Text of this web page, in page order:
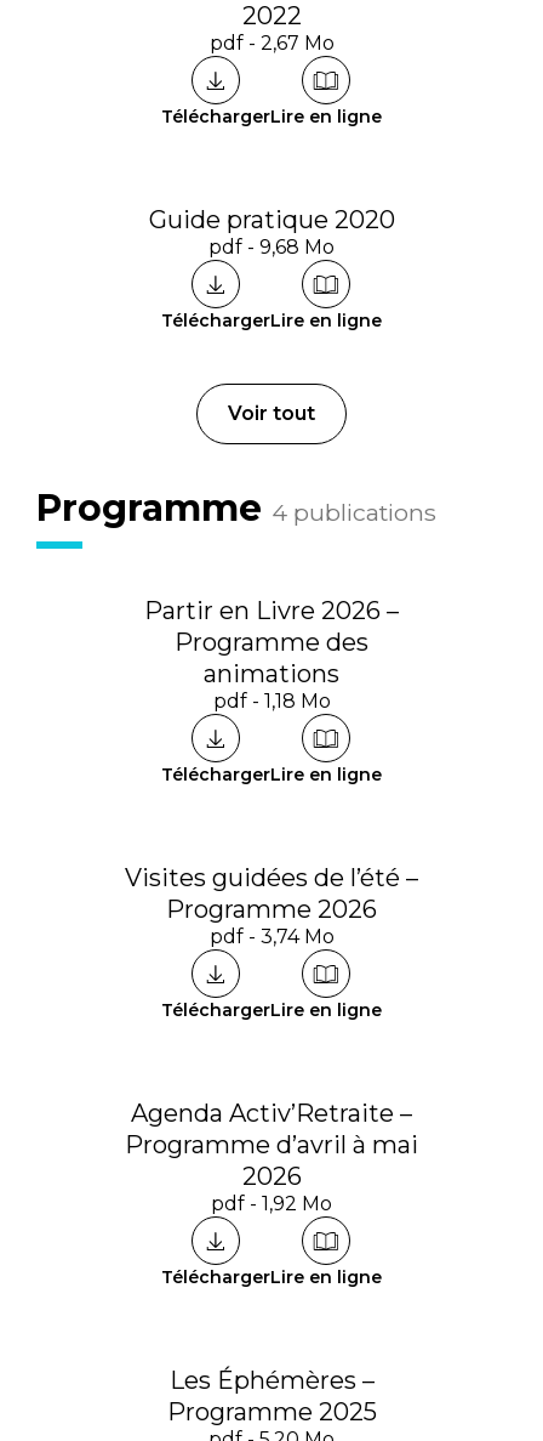
2022
pdf - 2,67 Mo
TéléchargerLire en ligne
Guide pratique 2020
pdf - 9,68 Mo
TéléchargerLire en ligne
Voir tout
Programme 4 publications
Partir en Livre 2026 –
Programme des
animations
pdf - 1,18 Mo
TéléchargerLire en ligne
Visites guidées de l’été –
Programme 2026
pdf - 3,74 Mo
TéléchargerLire en ligne
Agenda Activ’Retraite –
Programme d’avril à mai
2026
pdf - 1,92 Mo
TéléchargerLire en ligne
Les Éphémères –
Programme 2025